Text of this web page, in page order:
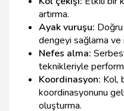
artırma.
Ayak vuruşu:
dengeyi sağlama
Nefes alma:
teknikleriyle
Koordinasyon: Kol,
koordinasyonunu
oluşturma.